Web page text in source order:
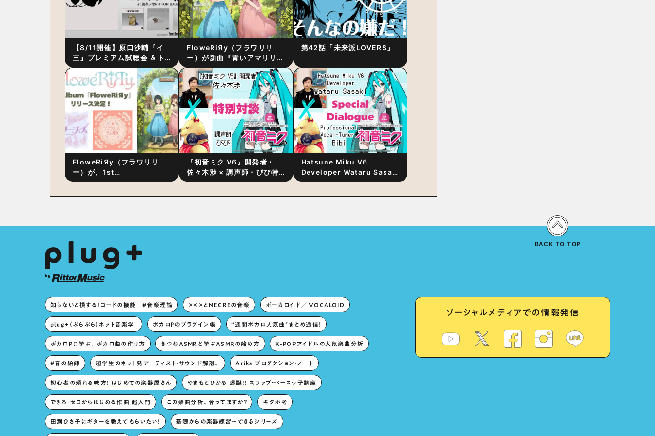
【8/11開催】原口沙輔『イ
三』プレミアム試聴会 ＆ト
ーク・セッション 〜完成直
後の“ピュアな原音体験”と制
作秘話
FloweRiЯy（フラワリリ
ー）が新曲『青いアマリリ
ス』をリリース！1stアルバ
ム詳細も発表
第42話「未来派LOVERS」
FloweRiЯy（フラワリリ
ー）が、1st
Album『FloweRiЯy』を9
『初音ミク V6』開発者・
佐々木渉 × 調声師・びび特
別対談 〜豊かな歌声表現の
Hatsune Miku V6
Developer Wataru Sasaki
× Professional Vocal-
知らないと損する！コードの機能 #音楽理論 ×××とMECREの音楽 ボーカロイド／ VOCALOID
plug+（ぷらぷら）ネット音楽学！ ボカロPのプラグイン帳 “週間ボカロ人気曲”まとめ通信！
ボカロPに学ぶ。ボカロ曲の作り方 きつねASMRと学ぶASMRの始め方 K-POPアイドルの人気楽曲分析
#音の絵師 超学生のネット発アーティスト・サウンド解剖。 Arika プロダクション・ノート
初心者の頼れる味方！ はじめての楽器屋さん やまもとひかる 爆誕!! スラップ・ベースっ子講座
できる ゼロからはじめる作曲 超入門 この楽曲分析、合ってますか？ ギタボ考
田渕ひさ子にギターを教えてもらいたい！ 基礎からの楽器練習〜できるシリーズ
ソーシャルメディアでの情報発信
BACK TO TOP